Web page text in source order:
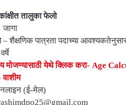
तालुका फेलो
जागा
– शैक्षणिक पात्रता पदाच्या
मोजण्यासाठी येथे क्लिक करा- Age
वाशीम
(ई-मेल)